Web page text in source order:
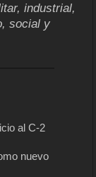
industrial,
social y
al C-2
nuevo